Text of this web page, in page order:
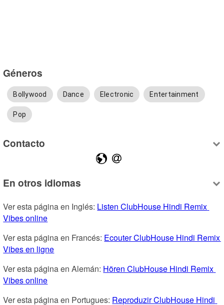
Géneros
Bollywood Dance Electronic Entertainment
Pop
Contacto
En otros idiomas
Ver esta página en Inglés: Listen ClubHouse Hindi Remix
Vibes online
Ver esta página en Francés: Ecouter ClubHouse Hindi Remix
Vibes en ligne
Ver esta página en Alemán: Hören ClubHouse Hindi Remix
Vibes online
Ver esta página en Portugues: Reproduzir ClubHouse Hindi